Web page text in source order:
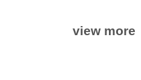
view more